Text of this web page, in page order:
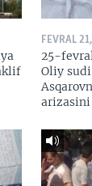
FEVRAL
25-
Oliy
arizasini